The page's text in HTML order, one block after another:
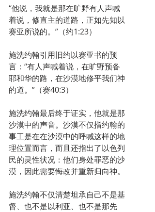
“他说，我就是那在旷野有人声喊
着说，修直主的道路，正如先知以
赛亚所说的。”（约1:23）
施洗约翰引用旧约以赛亚书的预
言：“有人声喊着说，在旷野预备
耶和华的路，在沙漠地修平我们神
的道。”（赛40:3）
施洗约翰最后终于证实，他就是那
沙漠中的声音。沙漠不仅指约翰的
事工是在在沙漠中的呼喊这样的地
理位置而言，而且还指出了以色列
民的灵性状况：他们身处罪恶的沙
漠，因此需要悔改并重新归向神。
施洗约翰不仅清楚坦承自己不是基
督、也不是以利亚、也不是那先